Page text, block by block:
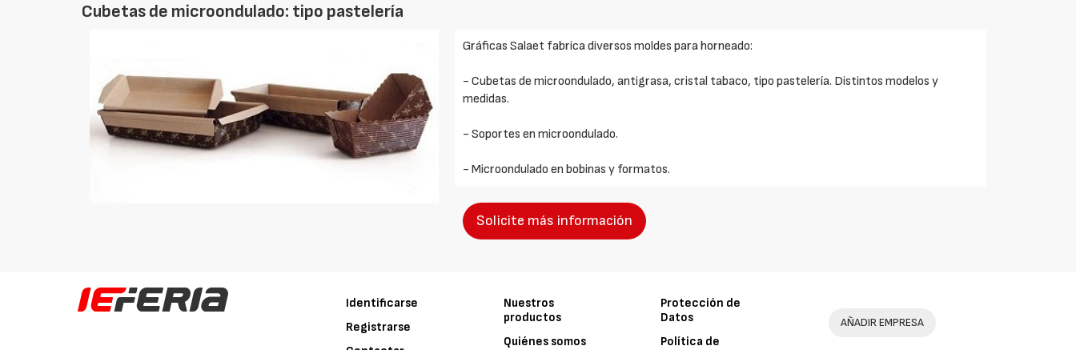
Cubetas de microondulado: tipo pastelería
Gráficas Salaet fabrica diversos moldes para horneado:
- Cubetas de microondulado, antigrasa, cristal tabaco, tipo pastelería. Distintos modelos y
medidas.
- Soportes en microondulado.
- Microondulado en bobinas y formatos.
Solicite más información
Identificarse
Registrarse
Nuestros
productos
Quiénes somos
Protección de
Datos
Política de
AÑADIR EMPRESA